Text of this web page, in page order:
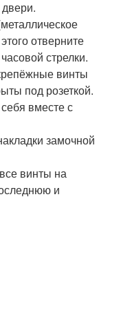
отверните
стрелки.
винты
под розеткой.
вместе с
замочной
винты на
и